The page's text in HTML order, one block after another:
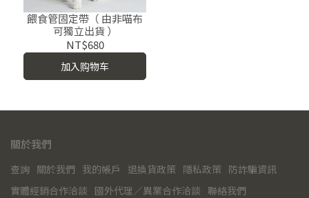
餵食管固定帶（ 由非喵布
可獨立出貨 ）
NT$680
加入购物车
關於我們
查詢 關於我們 我的帳戶 退換貨政策 隱私政策 防詐騙資訊
實體經銷合作洽談 國外代理／異業合作洽談 聯絡我們